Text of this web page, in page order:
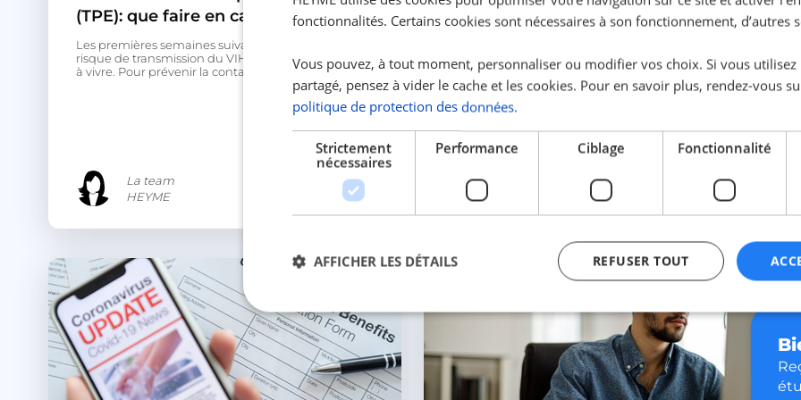
(TPE): que faire en cas de risque ?
Les premières semaines suivant une exposition au
risque de transmission du VIH peuvent être difficiles
à vivre. Pour prévenir la contamination par le...
La team
HEYME
En 2022, plus de 18 000 étudiants se sont engagés
fonctionnalités. Certains cookies sont nécessaires à son fonctionnement, d’autres
Vous pouvez, à tout moment, personnaliser ou modifier vos choix. Si vous
partagé, pensez à vider le cache et les cookies. Pour en savoir plus, rendez-vous
politique de protection des données.
Strictement
nécessaires
Performance Ciblage Fonctionnalité
REFUSER TOUT
AFFICHER LES DÉTAILS
Strictement nécessaires Performance Ciblage Fonctionnalité Non
Les cookies strictement nécessaires habilitent des fonctionnalités de base du site Web telles que la
la gestion des comptes. Le site Web ne peut pas être utilisé correctement sans les cookies strictement